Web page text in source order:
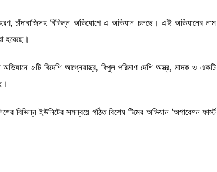
চাঁদাবাজিসহ বিভিন্ন অভিযোগে এ অভিযান চলছে। এই অভিযানের নাম
হয়েছে।
৫টি বিদেশি আগ্নেয়াস্ত্র, বিপুল পরিমাণ দেশি অস্ত্র, মাদক ও একটি
বিভিন্ন ইউনিটের সমন্বয়ে গঠিত বিশেষ টিমের অভিযান ‘অপারেশন ফার্স্ট